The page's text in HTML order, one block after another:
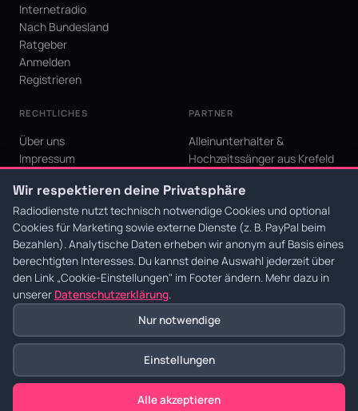
Internetradio
Nach Bundesland
Ratgeber
Anmelden
Registrieren
RECHTLICHES
Über uns
Impressum
AGB
Cookie-Einstellungen
PARTNER
Alleinunterhalter &
Hochzeitssänger aus Krefeld
Krefeld für den Niederrhein
© 2026 Radiodienste. Alle Rechte vorbehalten.·Datenschutz·AGB·
Impressum
Wir respektieren deine Privatsphäre
Radiodienste nutzt technisch notwendige Cookies und optional
Cookies für Marketing sowie externe Dienste (z. B. PayPal beim
Bezahlen). Analytische Daten erheben wir anonym auf Basis eines
berechtigten Interesses. Du kannst deine Auswahl jederzeit über
den Link „Cookie-Einstellungen" im Footer ändern. Mehr dazu in
unserer Datenschutzerklärung.
Nur notwendige
Einstellungen
Alle akzeptieren